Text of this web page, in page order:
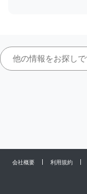
会社概要 利用規約